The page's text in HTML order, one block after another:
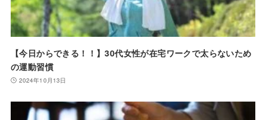
【今日からできる！！】30代女性が在宅ワークで太らないため
の運動習慣
2024年10月13日